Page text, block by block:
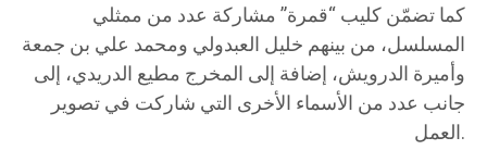
كما تضمّن كليب “قمرة” مشاركة عدد من ممثلي
المسلسل، من بينهم خليل العبدولي ومحمد علي بن جمعة
وأميرة الدرويش، إضافة إلى المخرج مطيع الدريدي، إلى
جانب عدد من الأسماء الأخرى التي شاركت في تصوير
العمل.